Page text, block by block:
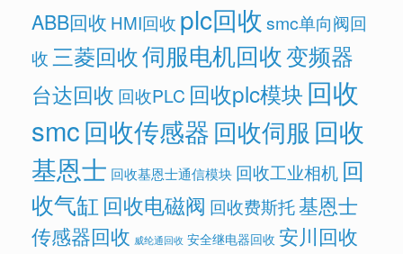
ABB回收 HMI回收 plc回收 smc单向阀回
收三菱回收伺服电机回收变频器
台达回收 回收PLC 回收plc模块 回收
smc回收传感器回收伺服 回收
基恩士 回收基恩士通信模块 回收工业相机 回
收气缸 回收电磁阀 回收费斯托基恩士
传感器回收 威纶通回收 安全继电器回收 安川回收